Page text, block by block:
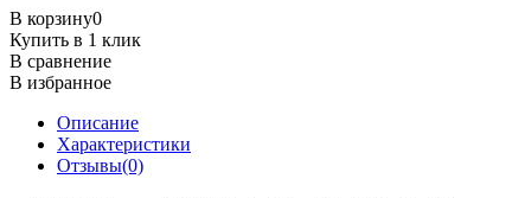
В корзину0
Купить в 1 клик
В сравнение
В избранное
Описание
Характеристики
Отзывы(0)